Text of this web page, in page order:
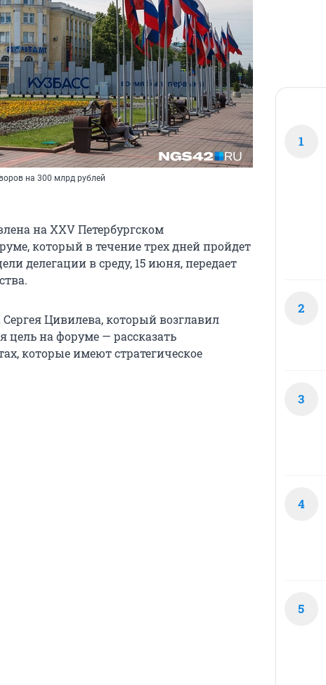
на 300 млрд рублей
на XXV Петербургском
который в течение трех дней пройдет
делегации в среду, 15 июня, передает
Цивилева, который возглавил
цель на форуме — рассказать
которые имеют стратегическое
1
2
3
4
5